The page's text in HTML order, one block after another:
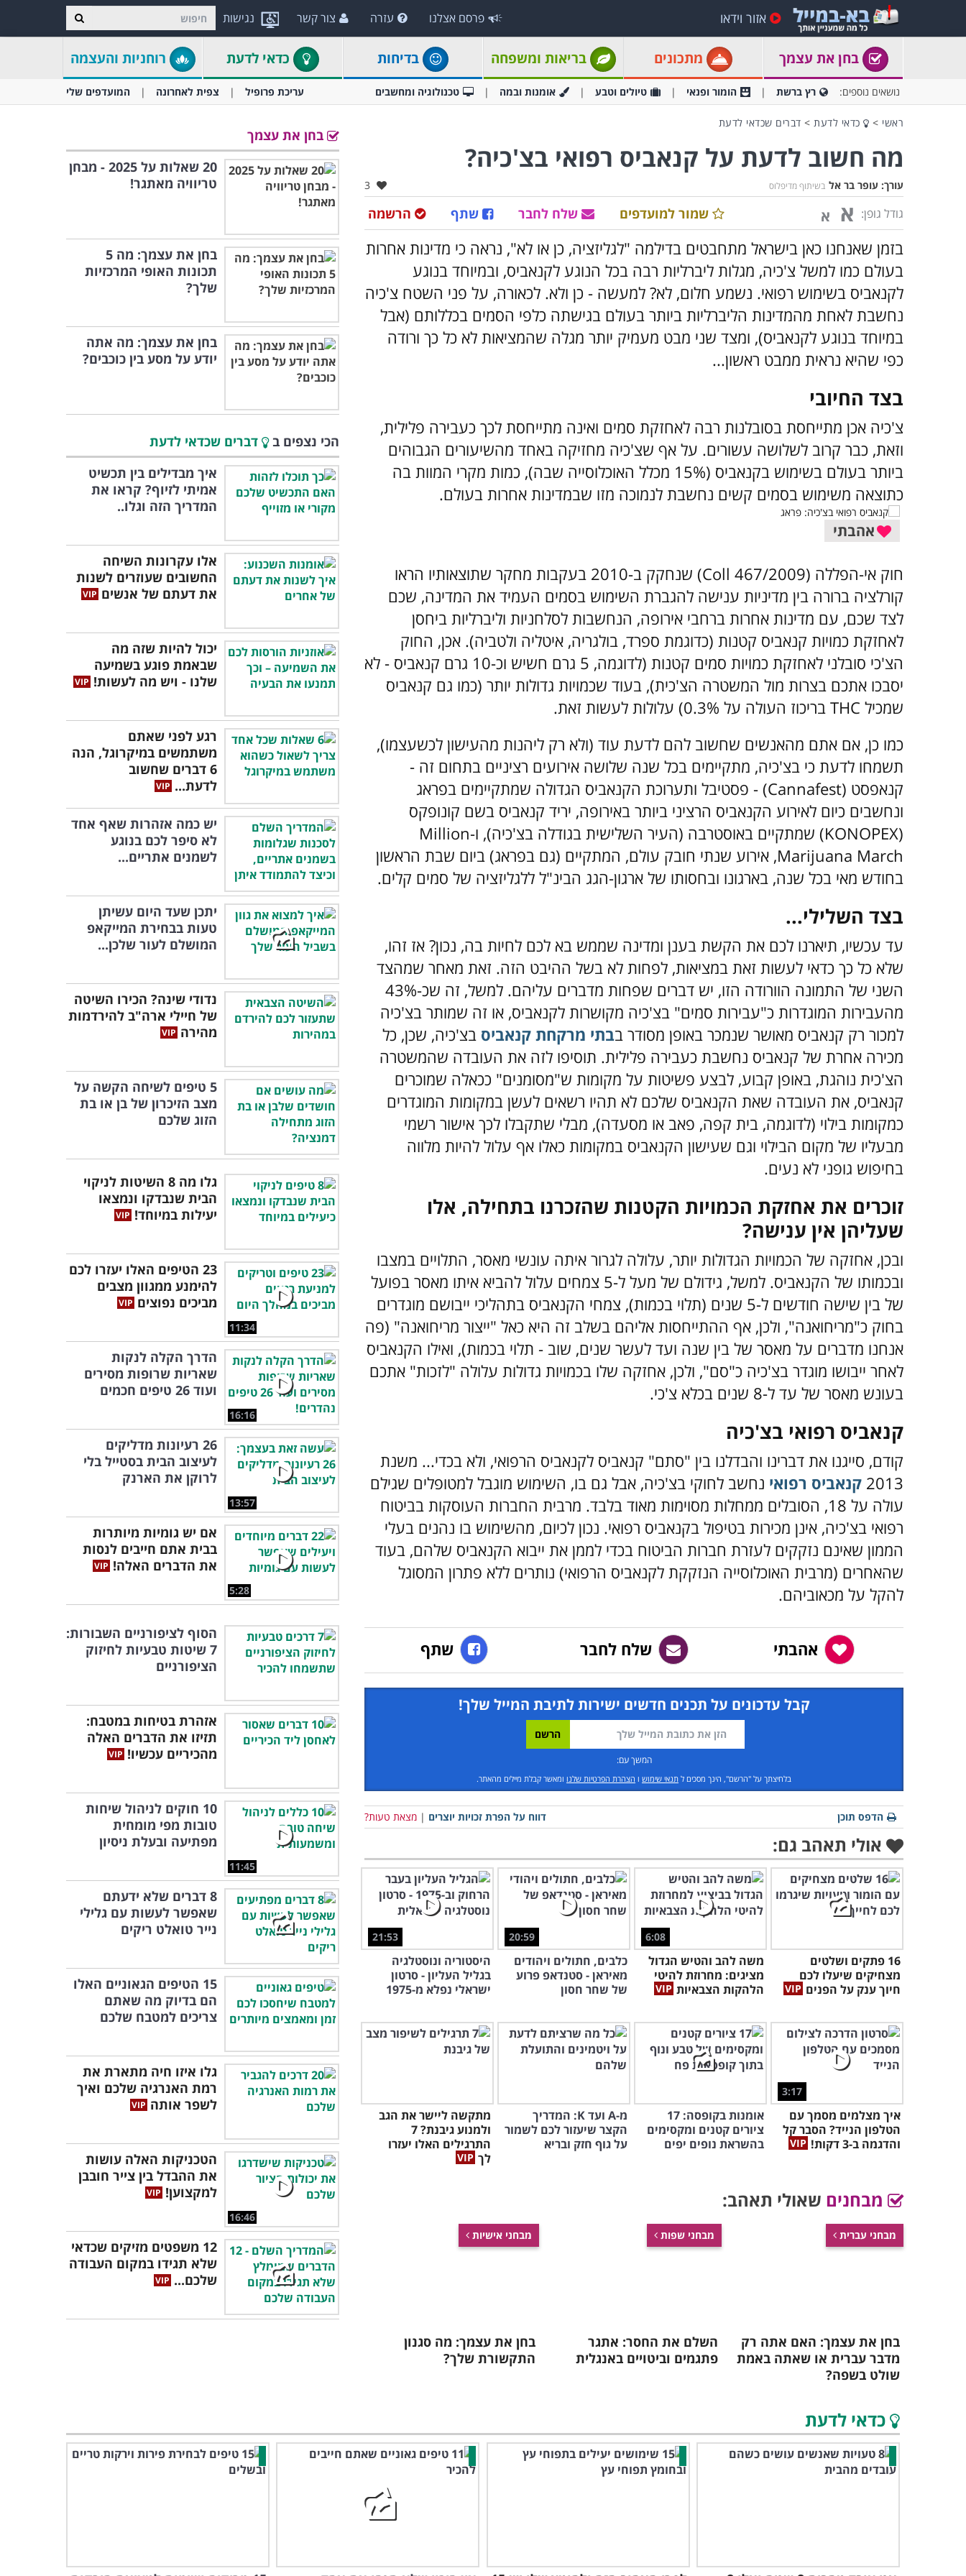
נגישות אזור וידאו פרסם אצלנו עזרה צור קשר
בחן את עצמך מתכונים בריאות ומשפחה בדיחות כדאי לדעת רוחניות והעצמה
נושאים נוספים: רץ ברשת הומור ופנאי טיולים וטבע אומנות ובמה טכנולוגיה ומחשבים עריכת פרופיל צפית לאחרונה המועדפים שלי
ראשי > כדאי לדעת > דברים שכדאי לדעת
מה חשוב לדעת על קנאביס רפואי בצ'כיה?
בשיתוף מדיפלוס עורך: עופר בר אל אהבו:
3
גודל גופן: א א הרשמה שתף שלח לחבר שמור למועדפים
בזמן שאנחנו כאן בישראל מתחבטים בדילמה "לגליזציה, כן או לא", נראה כי מדינות אחרות
בעולם כמו למשל צ'כיה, מגלות ליברליות רבה בכל הנוגע לקנאביס, ובמיוחד בנוגע
לקנאביס בשימוש רפואי. נשמע חלום, לא?למעשה - כן ולא. לכאורה, על פני השטח צ'כיה
נחשבת לאחת מהמדינות הליברליות ביותר בעולם בגישתה כלפי הסמים בכללותם (אבל
במיוחד בנוגע לקנאביס), ומצד שני מבט מעמיק יותר מגלה שהמציאות לא כל כך ורודה
כפי שהיא נראית ממבט ראשון...
בצד החיובי
צ'כיה אכן מתייחסת בסובלנות רבה לאחזקת סמים ואינה מתייחסת לכך כעבירה פלילית,
וזאת, כבר קרוב לשלושה עשורים. על אף שצ'כיה מחזיקה באחד מהשיעורים הגבוהים
ביותר בעולם בשימוש בקנאביס (15% מכלל האוכלוסייה שבה), כמות מקרי המוות בה
כתוצאה משימוש בסמים קשים נחשבת לנמוכה מזו שבמדינות אחרות בעולם.
אהבתי
חוק אי-הפללה (Coll 467/2009) שנחקק ב-2010 בעקבות מחקר שתוצאותיו הראו
קורלציה ברורה בין מדיניות ענישה להגברת השימוש בסמים העמיד את המדינה, שכם
לצד שכם, עם מדינות אחרות ברחבי אירופה, הנחשבות לסלחניות וליברליות ביחסן
לאחזקת כמויות קנאביס קטנות (כדוגמת ספרד, בולגריה, איטליה ולטביה). אכן, החוק
הצ'כי סובלני לאחזקת כמויות סמים קטנות (לדוגמה, 5 גרם חשיש וכ-10 גרם קנאביס - לא
יסבכו אתכם בצרות מול המשטרה הצ'כית), בעוד שכמויות גדולות יותר (כמו גם קנאביס
שמכיל THC בריכוז העולה על 0.3%) עלולות לעשות זאת.
כמו כן, אם אתם מהאנשים שחשוב להם לדעת עוד (ולא רק ליהנות מהעישון לכשעצמו),
תשמחו לדעת כי בצ'כיה, מתקיימים בכל שנה שלושה אירועים רציניים בתחום זה -
קנאפסט (Cannafest) - פסטיבל ותערוכת הקנאביס הגדולה שמתקיימים בפראג
ונחשבים כיום לאירוע הקנאביס הרציני ביותר באירופה, יריד קנאביס בשם קונופקס
(KONOPEX) שמתקיים באוסטרבה (העיר השלישית בגודלה בצ'כיה), ו-Million
Marijuana March, אירוע שנתי חובק עולם, המתקיים (גם בפראג) ביום שבת הראשון
בחודש מאי בכל שנה, בארגונו ובחסותו של ארגון-הגג הבינ"ל ללגליזציה של סמים קלים.
בצד השלילי...
עד עכשיו, תיארנו לכם את הקשת בענן ומדינה שממש בא לכם לחיות בה, נכון?אז זהו,
שלא כל כך כדאי לעשות זאת במציאות, לפחות לא בשל ההיבט הזה. זאת מאחר שמהצד
השני של התמונה הוורודה הזו, יש דברים שפחות מדברים עליהם. למשל, זה שכ-43%
מהעבירות המוגדרות כ"עבירות סמים" בצ'כיה מקושרות לקנאביס, או זה שמותר בצ'כיה
למכור רק קנאביס מאושר שנמכר באופן מסודר בבתי מרקחת קנאביס בצ'כיה, שכן, כל
מכירה אחרת של קנאביס נחשבת כעבירה פלילית. תוסיפו לזה את העובדה שהמשטרה
הצ'כית נוהגת, באופן קבוע, לבצע פשיטות על מקומות ש"מסומנים" ככאלה שמוכרים
קנאביס, את העובדה שאת הקנאביס שלכם לא תהיו רשאים לעשן במקומות המוגדרים
כמקומות בילוי (לדוגמה, בית קפה, פאב או מסעדה), מבלי שתקבלו לכך אישור רשמי
מבעליו של מקום הבילוי וגם שעישון הקנאביס במקומות כאלו אף עלול להיות מלווה
בחיפוש גופני לא נעים.
זוכרים את אחזקת הכמויות הקטנות שהזכרנו בתחילה, אלו
שעליהן אין ענישה?
ובכן, אחזקה של הכמויות הגדולות יותר, עלולה לגרור איתה עונשי מאסר, התלויים במצבו
ובכמותו של הקנאביס. למשל, גידולם של מעל ל-5 צמחים עלול להביא איתו מאסר בפועל
של בין שישה חודשים ל-5 שנים (תלוי בכמות), צמחי הקנאביס בתהליכי ייבושם מוגדרים
בחוק כ"מריחואנה", ולכן, אף ההתייחסות אליהם בשלב זה היא כאל "ייצור מריחואנה" (פה
אנחנו מדברים על מאסר של בין שנה ועד לעשר שנים, שוב - תלוי בכמות), ואילו הקנאביס
לאחר ייבושו מוגדר בצ'כיה כ"סם", ולכן, אחזקה שלו בכמויות גדולות עלולה "לזכות" אתכם
בעונש מאסר של עד ל-8 שנים בכלא צ'כי.
קנאביס רפואי בצ'כיה
קודם, סייגנו את דברינו והבדלנו בין "סתם" קנאביס לקנאביס הרפואי, ולא בכדי... משנת
2013 קנאביס רפואי נחשב לחוקי בצ'כיה, אבל גם בו, השימוש מוגבל למטופלים שגילם
עולה על 18, הסובלים ממחלות מסוימות מאוד בלבד. מרבית החברות העוסקות בביטוח
רפואי בצ'כיה, אינן מכירות בטיפול בקנאביס רפואי. נכון לכיום, מהשימוש בו נהנים בעלי
הממון שאינם נזקקים לעזרת חברות הביטוח בכדי לממן את ייבוא הקנאביס שלהם, בעוד
שהאחרים (מרבית האוכלוסייה הנזקקת לקנאביס הרפואי) נותרים ללא פתרון המסוגל
להקל על מכאוביהם.
אהבתי שלח לחבר שתף
קבל עדכונים על תכנים חדשים ישירות לתיבת המייל שלך!
המשך עם:
בלחיצתך על "הרשם", הינך מסכים ל תנאי שימוש ו הצהרת הפרטיות שלנו ומאשר קבלת מיילים מהאתר.
דווח על הפרת זכויות יוצרים | מצאת טעות? הדפס תוכן
אולי תאהב גם:
16 פתקים ושלטים
מצחיקים שיעלו לכם
חיוך ענק על הפנים
6:08
משה להב והטיש הגדול
מציגים: מחרוזת להיטי
הלהקות הצבאיות
20:59
כלבים, חתולים ויהודים
מאיראן - סטנדאפ פרוע
של שחר חסון
21:53
היסטוריה ונוסטלגיה
בגליל העליון - סרטון
ישראלי נפלא מ-1975
3:17
איך מצלמים מסמך עם
הטלפון הנייד? הסבר קל
והדגמה ב-3 דקות!
אומנות בקופסה: 17
ציורים קטנים ומקסימים
בהשראת נופים יפים
מ-A ועד K: המדריך
הקצר שיעזור לכם לשמור
על גוף חזק ובריא
מתקשה ליישר את הגב
ולמנוע גיבנת? 7
התרגילים האלו יעזרו
לך
מבחנים שאולי תאהב:
מבחני עברית
בחן את עצמך: האם אתה רק
מדבר עברית או שאתה באמת
שולט בשפה?
מבחני שפות
השלם את החסר: אתגר
פתגמים וביטויים באנגלית
מבחני אישיות
בחן את עצמך: מה סגנון
התקשורת שלך?
בחן את עצמך
20 שאלות על 2025 - מבחן
טריוויה מאתגר!
בחן את עצמך: מה 5
תכונות האופי המרכזיות
שלך?
בחן את עצמך: מה אתה
יודע על מסע בין כוכבים?
הכי נצפים ב
דברים שכדאי לדעת
איך מבדילים בין תכשיט
אמיתי לזיוף? קראו את
המדריך הזה וגלו..
אלו עקרונות השיחה
החשובים שעוזרים לשנות
את דעתם של אנשים
יכול להיות שזה מה
שבאמת פוגע בשמיעה
שלנו - ויש מה לעשות!
רגע לפני שאתם
משתמשים במיקרוגל, הנה
6 דברים שחשוב
לדעת...
יש כמה אזהרות שאף אחד
לא סיפר לכם בנוגע
לשמנים אתריים...
יתכן שעד היום עשיתן
טעות בבחירת המייקאפ
המושלם לעור שלכן...
נדודי שינה? הכירו השיטה
של חיילי ארה"ב להירדמות
מהירה
5 טיפים לשיחה הקשה על
מצב הזיכרון של בן או בת
הזוג שלכם
גלו מה 8 השיטות לניקוי
הבית שנבדקו ונמצאו
יעילות במיוחד!
11:34
23 הטיפים האלו יעזרו לכם
להימנע ממגוון מצבים
מביכים נפוצים
16:16
הדרך הקלה לנקות
שאריות שרופות מסירים
ועוד 26 טיפים חכמים
13:57
26 רעיונות מדליקים
לעיצוב הבית בסטייל בלי
לרוקן את הארנק
5:28
אם יש גומיות מיותרות
בבית אתם חייבים לנסות
את הדברים האלה!
הסוף לציפורניים השבורות:
7 שיטות טבעיות לחיזוק
הציפורניים
אזהרת בטיחות במטבח:
תזיזו את הדברים האלה
מהכיריים עכשיו!
11:45
10 חוקים לניהול שיחות
טובות מפי מומחית
מפתיעה ובעלת ניסיון
8 דברים שלא ידעתם
שאפשר לעשות עם גלילי
נייר טואלט ריקים
15 הטיפים הגאוניים האלו
הם בדיוק מה שאתם
צריכים למטבח שלכם
גלו איזו חיה מתארת את
רמת האנרגיה שלכם ואיך
לשפר אותה
16:46
הטכניקות האלה עושות
את ההבדל בין צייר חובבן
למקצוען!
12 משפטים מזיקים שכדאי
שלא תגידו במקום העבודה
שלכם...
כדאי לדעת